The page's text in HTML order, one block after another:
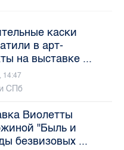
каски
в арт-
на выставке ...
14:47
СПб
Виолетты
"Быль и
безвизовых ...